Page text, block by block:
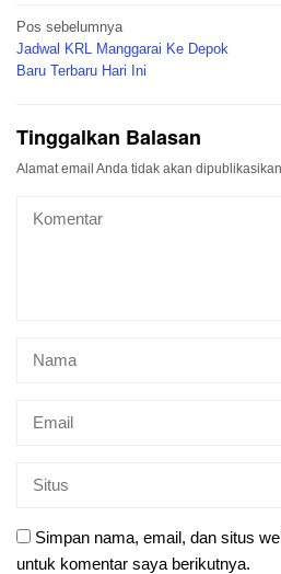
Navigasi
pos
Pos sebelumnya
Jadwal KRL Manggarai Ke Depok
Baru Terbaru Hari Ini
Tinggalkan Balasan
Alamat email Anda tidak akan dipublikasikan.
Simpan nama, email, dan situs
untuk komentar saya berikutnya.